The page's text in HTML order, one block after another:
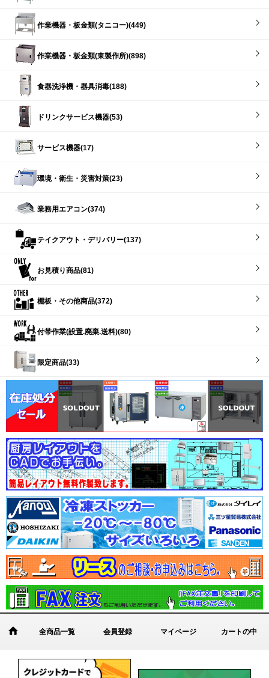
作業機器・板金類(タニコー)(449)
作業機器・板金類(東製作所)(898)
食器洗浄機・器具消毒(188)
ドリンクサービス機器(53)
サービス機器(17)
環境・衛生・災害対策(23)
業務用エアコン(374)
テイクアウト・デリバリー(137)
お見積り商品(81)
棚板・その他商品(372)
付帯作業(設置.廃棄.送料)(80)
限定商品(33)
全商品一覧 会員登録 マイページ カートの中